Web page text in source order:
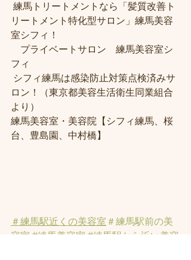
リートメント特化型サロン」練馬美容
室シフィ！
プライベートサロン　練馬美容室シ
フィ
ロン！（東京都美容生活衛生同業組合
より）
練馬美容室・美容院【シフィ練馬、桜
台、豊島園、中村橋】
＃練馬駅近くの美容室 ＃練馬駅前の美
容室 #練馬美容室 #練馬駅から近い美容